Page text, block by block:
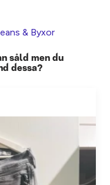
& Byxor
såld men du
dessa?